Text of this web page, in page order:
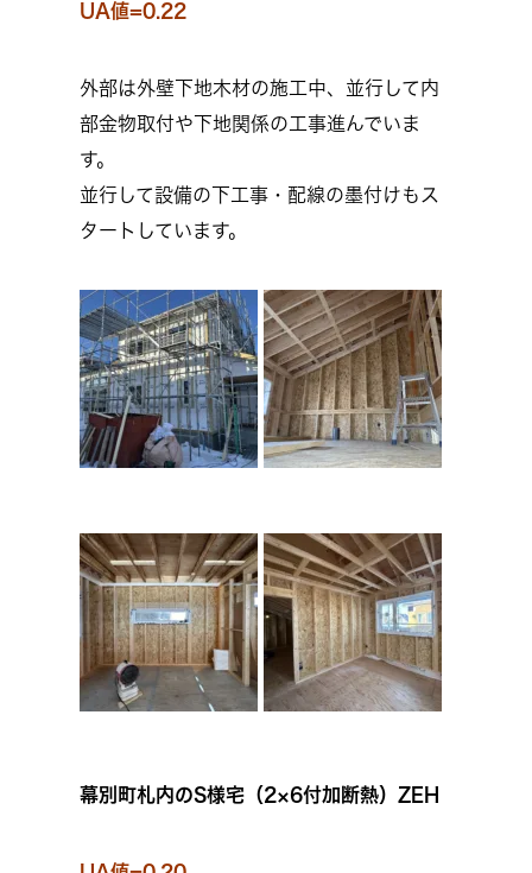
UA値=0.22
外部は外壁下地木材の施工中、並行して内
部金物取付や下地関係の工事進んでいま
す。
並行して設備の下工事・配線の墨付けもス
タートしています。
幕別町札内のS様宅（2×6付加断熱）ZEH